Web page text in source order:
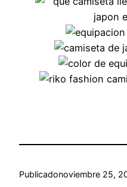
Publicadonoviembre 25,